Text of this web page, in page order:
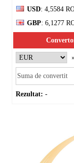
USD: 4,5584
GBP: 6,1277
Rezultat: -